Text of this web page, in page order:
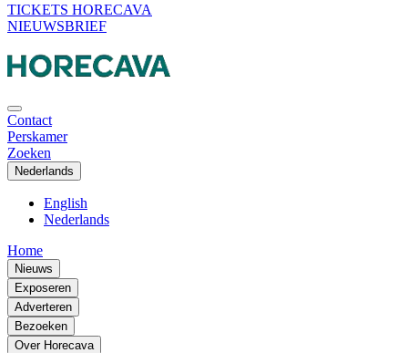
TICKETS HORECAVA
NIEUWSBRIEF
Contact
Perskamer
Zoeken
Nederlands
English
Nederlands
Home
Nieuws
Exposeren
Adverteren
Bezoeken
Over Horecava